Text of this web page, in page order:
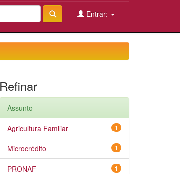
Entrar:
Refinar
Assunto
1
Agricultura Familiar
1
Microcrédito
1
PRONAF